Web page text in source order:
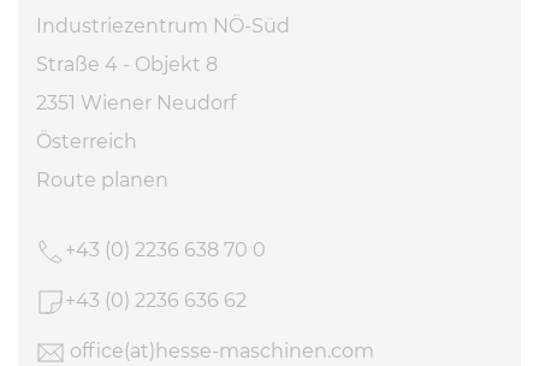
Industriezentrum NÖ-Süd
Straße 4 - Objekt 8
2351 Wiener Neudorf
Österreich
Route planen
+43 (0) 2236 638 70 0
+43 (0) 2236 636 62
office(at)hesse-maschinen.com